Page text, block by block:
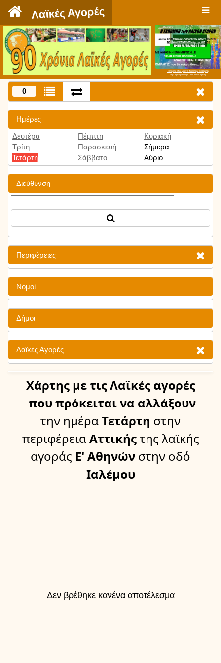
Λαϊκές Αγορές
Πατήστε εδώ για να δείτε την εκπομπή
την Τρίτη 9:00 μμ και κάθε Τρίτη
0
Ημέρες
Δευτέρα
Τρίτη
Τετάρτη
Πέμπτη
Παρασκευή
Σάββατο
Κυριακή
Σήμερα
Αύριο
Διεύθυνση
Περιφέρειες
Νομοί
Δήμοι
Λαϊκές Αγορές
Χάρτης με τις Λαϊκές αγορές
που πρόκειται να αλλάξουν
την ημέραΤετάρτη στην
περιφέρειαΑττικήςτης λαϊκής
αγοράς Ε' Αθηνών στην οδό
Ιαλέμου
Δεν βρέθηκε κανένα αποτέλεσμα